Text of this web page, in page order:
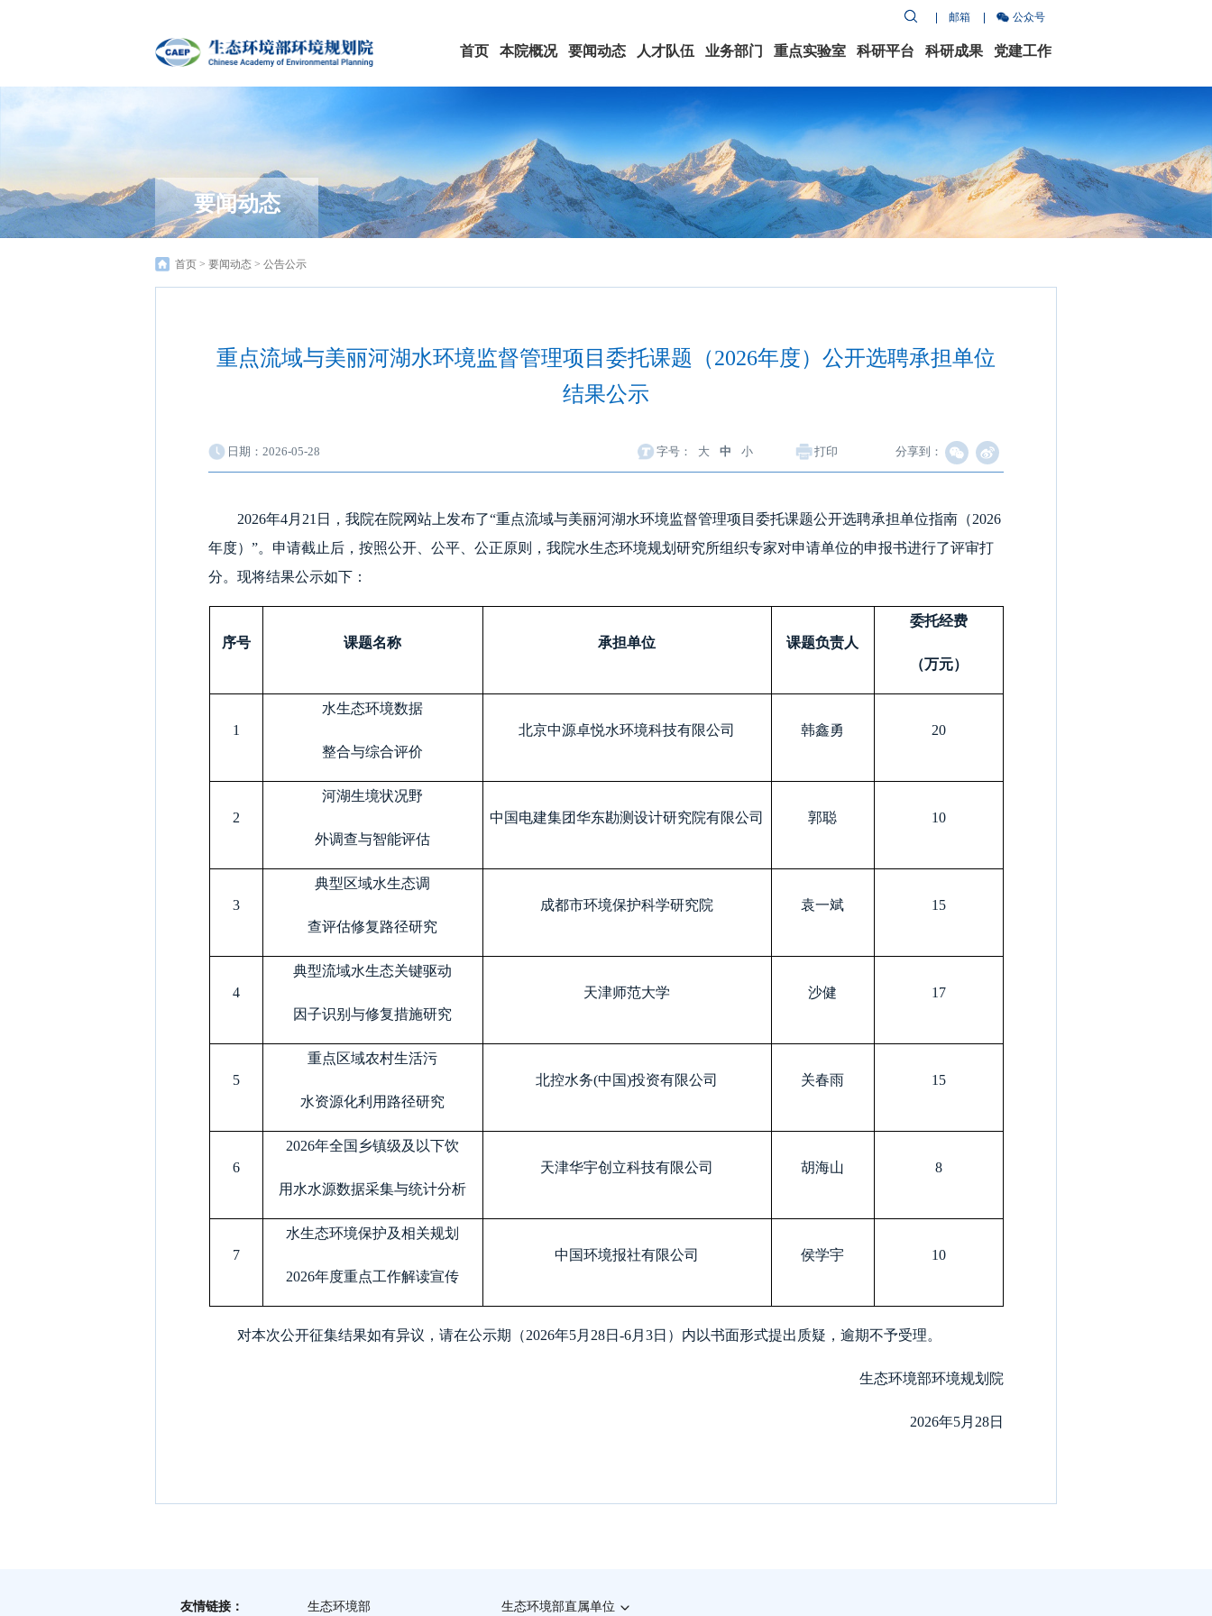
邮箱 公众号
首页 本院概况 要闻动态 人才队伍 业务部门 重点实验室 科研平台 科研成果 党建工作
要闻动态
首页 > 要闻动态 > 公告公示
重点流域与美丽河湖水环境监督管理项目委托课题（2026年度）公开选聘承担单位
结果公示
日期：2026-05-28 分享到：
打印
字号： 大 中 小
2026年4月21日，我院在院网站上发布了“重点流域与美丽河湖水环境监督管理项目委托课题公开选聘承担单位指南（2026
年度）”。申请截止后，按照公开、公平、公正原则，我院水生态环境规划研究所组织专家对申请单位的申报书进行了评审打
分。现将结果公示如下：
序号 课题名称 承担单位 课题负责人
委托经费
（万元）
1
水生态环境数据
整合与综合评价
北京中源卓悦水环境科技有限公司 韩鑫勇 20
2
河湖生境状况野
外调查与智能评估
中国电建集团华东勘测设计研究院有限公司 郭聪 10
3
典型区域水生态调
查评估修复路径研究
成都市环境保护科学研究院 袁一斌 15
4
典型流域水生态关键驱动
因子识别与修复措施研究
天津师范大学 沙健 17
5
重点区域农村生活污
水资源化利用路径研究
北控水务(中国)投资有限公司 关春雨 15
6
2026年全国乡镇级及以下饮
用水水源数据采集与统计分析
天津华宇创立科技有限公司 胡海山 8
7
水生态环境保护及相关规划
2026年度重点工作解读宣传
中国环境报社有限公司 侯学宇 10
对本次公开征集结果如有异议，请在公示期（2026年5月28日-6月3日）内以书面形式提出质疑，逾期不予受理。
生态环境部环境规划院
2026年5月28日
友情链接： 生态环境部 生态环境部直属单位